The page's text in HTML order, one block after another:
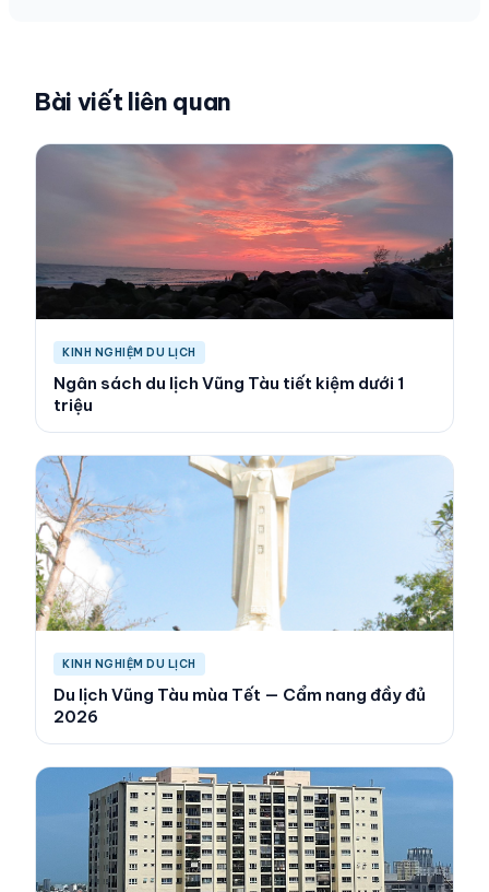
Bài viết liên quan
KINH NGHIỆM DU LỊCH
Ngân sách du lịch Vũng Tàu tiết kiệm dưới 1
triệu
KINH NGHIỆM DU LỊCH
Du lịch Vũng Tàu mùa Tết — Cẩm nang đầy đủ
2026